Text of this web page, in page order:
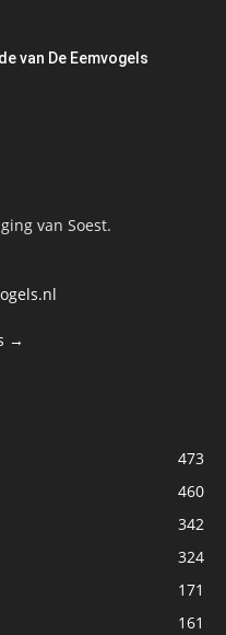
van De Eemvogels
van Soest.
→
473
460
342
324
171
161